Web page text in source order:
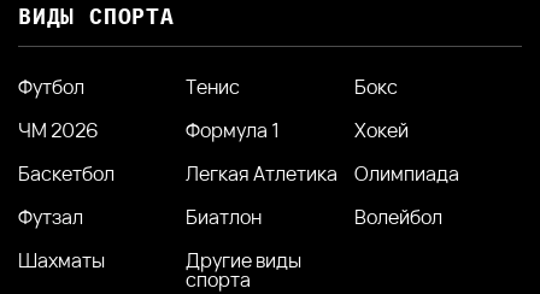
ВИДЫ СПОРТА
Футбол Тенис
Бокс
ЧМ 2026
Формула 1
Хокей
Баскетбол
Легкая Атлетика
Олимпиада
Футзал
Биатлон
Волейбол
Шахматы
Другие виды
спорта